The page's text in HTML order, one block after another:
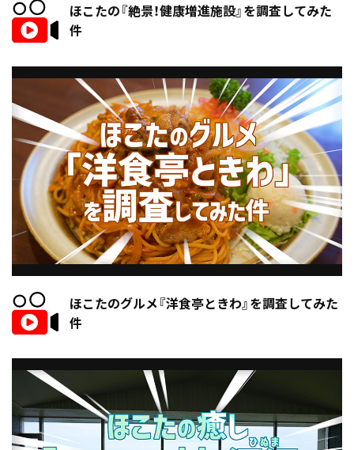
ほこたの『絶景！健康増進施設』を調査してみた
件
ほこたのグルメ『洋食亭ときわ』を調査してみた
件